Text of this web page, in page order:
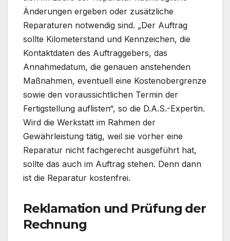
Änderungen ergeben oder zusätzliche
Reparaturen notwendig sind. „Der Auftrag
sollte Kilometerstand und Kennzeichen, die
Kontaktdaten des Auftraggebers, das
Annahmedatum, die genauen anstehenden
Maßnahmen, eventuell eine Kostenobergrenze
sowie den voraussichtlichen Termin der
Fertigstellung auflisten“, so die D.A.S.-Expertin.
Wird die Werkstatt im Rahmen der
Gewährleistung tätig, weil sie vorher eine
Reparatur nicht fachgerecht ausgeführt hat,
sollte das auch im Auftrag stehen. Denn dann
ist die Reparatur kostenfrei.
Reklamation und Prüfung der
Rechnung